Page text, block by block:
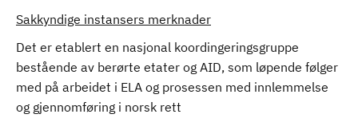
Sakkyndige instansers merknader
Det er etablert en nasjonal koordingeringsgruppe
bestående av berørte etater og AID, som løpende følger
med på arbeidet i ELA og prosessen med innlemmelse
og gjennomføring i norsk rett